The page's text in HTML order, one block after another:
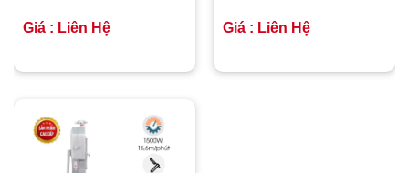
Giá : Liên Hệ Giá : Liên Hệ